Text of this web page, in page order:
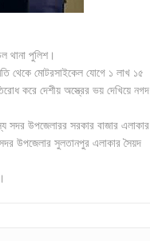
থানা পুলিশ।
থেকে মোটরসাইকেল যোগে ১ লাখ ১৫
করে দেশীয় অস্ত্রের ভয় দেখিয়ে নগদ
সদর উপজেলারর সরকার বাজার এলাকার
উপজেলার সুলতানপুর এলাকার সৈয়দ